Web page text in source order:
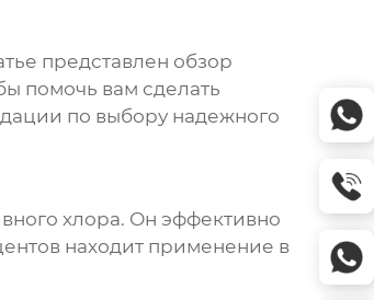
представлен обзор
помочь вам сделать
по выбору надежного
хлора. Он эффективно
находит применение в